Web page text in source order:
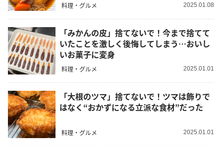
料理・グルメ 2025.01.08
「みかんの皮」捨てないで！今まで捨てて
いたことを激しく後悔してしまう…おいし
いお菓子に変身
料理・グルメ 2025.01.01
「大根のツマ」捨てないで！ツマは飾りで
はなく“おかずになる立派な食材”だった
料理・グルメ 2025.01.01